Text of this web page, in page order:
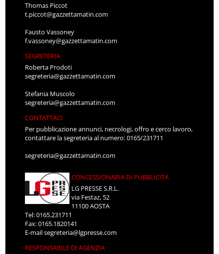
Thomas Piccot
t.piccot@gazzettamatin.com
Fausto Vassoney
f.vassoney@gazzettamatin.com
SEGRETERIA
Roberta Prodoti
segreteria@gazzettamatin.com
Stefania Muscolo
segreteria@gazzettamatin.com
CONTATTACI
Per pubblicazione annunci, necrologi, offro e cerco lavoro,
contattare la segreteria al numero: 0165/231711
segreteria@gazzettamatin.com
CONCESSIONARIA DI PUBBLICITÀ
LG PRESSE S.R.L.
via Festaz, 52
11100 AOSTA
Tel: 0165.231711
Fax: 0165.1820141
E-mailsegreteria@lgpresse.com
RESPONSABILE DI AGENZIA